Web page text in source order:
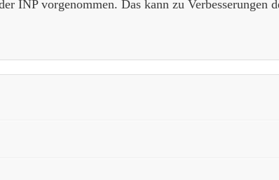
INP vorgenommen. Das kann zu Verbesserungen